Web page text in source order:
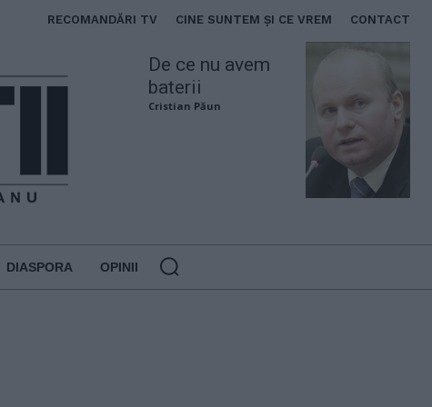
RECOMANDĂRI TV CINE SUNTEM ȘI CE VREM CONTACT
De ce nu avem
baterii
Cristian Păun
DIASPORA OPINII